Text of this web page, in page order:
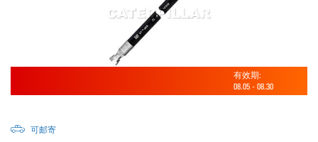
有效期:
08.05 - 08.30
可邮寄